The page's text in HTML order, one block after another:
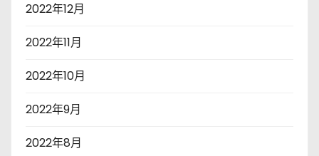
2022年12月
2022年11月
2022年10月
2022年9月
2022年8月